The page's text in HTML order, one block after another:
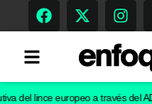
del lince europeo a través del ADN